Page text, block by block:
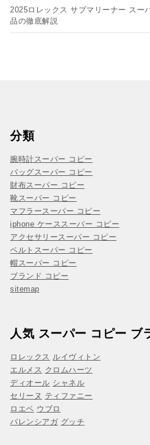
2025ロレックス サブマリーナー スー
品の徹底解説
分類
腕時計スーパー コピー
バッグスーパー コピー
財布スーパー コピー
靴スーパー コピー
マフラースーパー コピー
iphone ケーススーパー コピー
アクセサリースーパー コピー
ベルトスーパー コピー
帽スーパー コピー
ブランド コピー
sitemap
人気 スーパー コピー ブ
ロレックス ルイヴィトン
エルメス クロムハーツ
ディオール シャネル
セリーヌ ティファニー
ロエベ ウブロ
バレンシアガ グッチ